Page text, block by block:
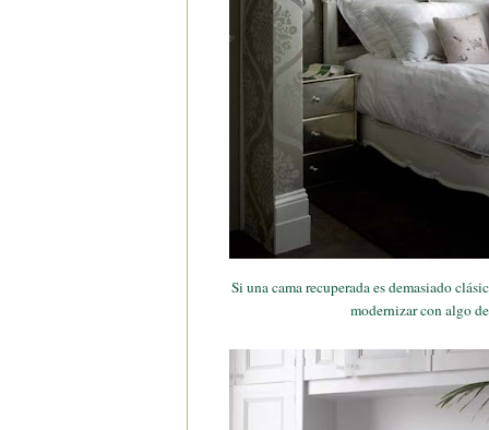
Si una cama recuperada es demasiado
modernizar con algo